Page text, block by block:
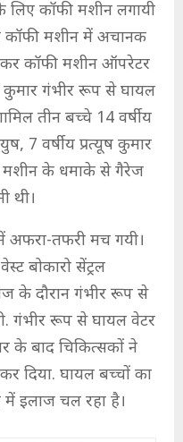
लिए कॉफी मशीन लगायी
कॉफी मशीन में अचानक
कॉफी मशीन ऑपरेटर
गंभीर रूप से घायल
तीन बच्चे 14 वर्षीय
7 वर्षीय प्रत्यूष कुमार
मशीन के धमाके से गैरेज
थी।
अफरा-तफरी मच गयी।
बोकारो सेंट्रल
के दौरान गंभीर रूप से
गंभीर रूप से घायल वेटर
के बाद चिकित्सकों ने
दिया. घायल बच्चों का
में इलाज चल रहा है।